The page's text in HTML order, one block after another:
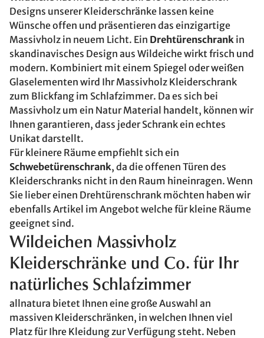
Designs unserer Kleiderschränke lassen keine
Wünsche offen und präsentieren das einzigartige
Massivholz in neuem Licht. Ein Drehtürenschrank in
skandinavisches Design aus Wildeiche wirkt frisch und
modern. Kombiniert mit einem Spiegel oder weißen
Glaselementen wird Ihr Massivholz Kleiderschrank
zum Blickfang im Schlafzimmer. Da es sich bei
Massivholz um ein Natur Material handelt, können wir
Ihnen garantieren, dass jeder Schrank ein echtes
Unikat darstellt.
Für kleinere Räume empfiehlt sich ein
Schwebetürenschrank, da die offenen Türen des
Kleiderschranks nicht in den Raum hineinragen. Wenn
Sie lieber einen Drehtürenschrank möchten haben wir
ebenfalls Artikel im Angebot welche für kleine Räume
geeignet sind.
Wildeichen Massivholz
Kleiderschränke und Co. für Ihr
natürliches Schlafzimmer
allnatura bietet Ihnen eine große Auswahl an
massiven Kleiderschränken, in welchen Ihnen viel
Platz für Ihre Kleidung zur Verfügung steht. Neben